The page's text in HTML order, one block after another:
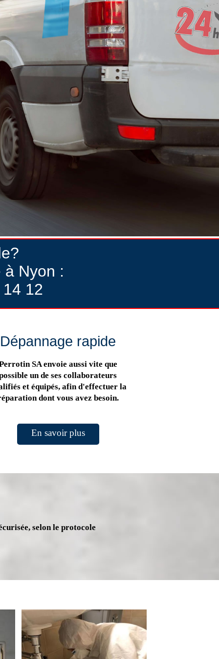
Nyon :
12
Dépannage rapide
SA envoie aussi vite que
un de ses collaborateurs
et équipés, afin d'effectuer la
dont vous avez besoin.
En savoir plus
selon le protocole